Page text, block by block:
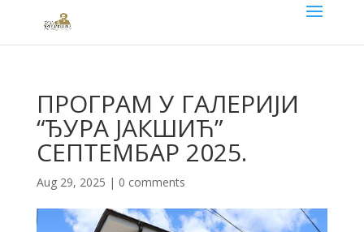
ПРОГРАМ У ГАЛЕРИЈИ
“ЂУРА ЈАКШИЋ”
СЕПТЕМБАР 2025.
Aug 29, 2025 | 0 comments